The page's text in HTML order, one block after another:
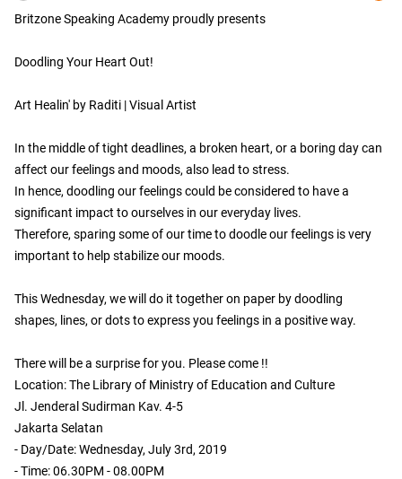
Britzone Speaking Academy proudly presents
Doodling Your Heart Out!
Art Healin' by Raditi | Visual Artist
In the middle of tight deadlines, a broken heart, or a boring day can
affect our feelings and moods, also lead to stress.
In hence, doodling our feelings could be considered to have a
significant impact to ourselves in our everyday lives.
Therefore, sparing some of our time to doodle our feelings is very
important to help stabilize our moods.
This Wednesday, we will do it together on paper by doodling
shapes, lines, or dots to express you feelings in a positive way.
There will be a surprise for you. Please come !!
Location: The Library of Ministry of Education and Culture
Jl. Jenderal Sudirman Kav. 4-5
Jakarta Selatan
- Day/Date: Wednesday, July 3rd, 2019
- Time: 06.30PM - 08.00PM